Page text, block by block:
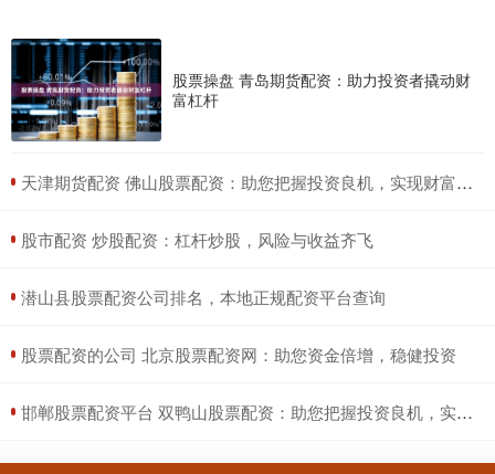
股票操盘 青岛期货配资：助力投资者撬动财
富杠杆
​天津期货配资 佛山股票配资：助您把握投资良机，实现财富增值
​股市配资 炒股配资：杠杆炒股，风险与收益齐飞
​潜山县股票配资公司排名，本地正规配资平台查询
​股票配资的公司 北京股票配资网：助您资金倍增，稳健投资
​邯郸股票配资平台 双鸭山股票配资：助您把握投资良机，实现财富增值